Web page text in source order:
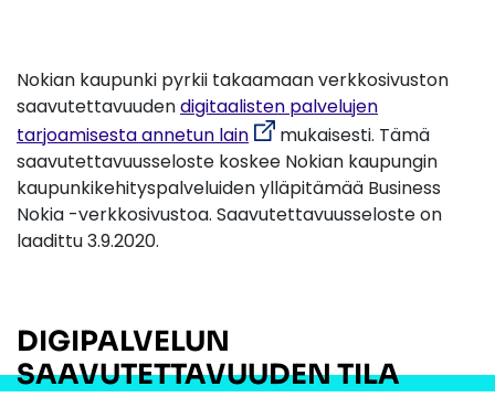
Nokian kaupunki pyrkii takaamaan verkkosivuston
saavutettavuudendigitaalisten palvelujen
tarjoamisesta annetun lain
mukaisesti. Tämä
saavutettavuusseloste koskee Nokian kaupungin
kaupunkikehityspalveluiden ylläpitämää Business
Nokia -verkkosivustoa. Saavutettavuusseloste on
laadittu 3.9.2020.
DIGIPALVELUN
SAAVUTETTAVUUDEN TILA